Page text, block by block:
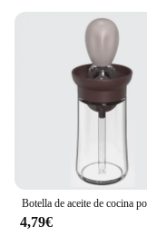
4,79€